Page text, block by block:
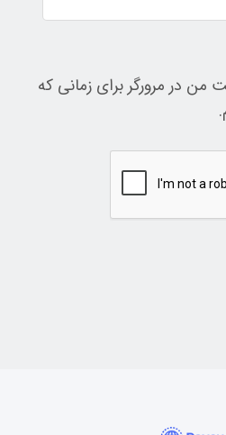
من در مرورگر برای زمانی که